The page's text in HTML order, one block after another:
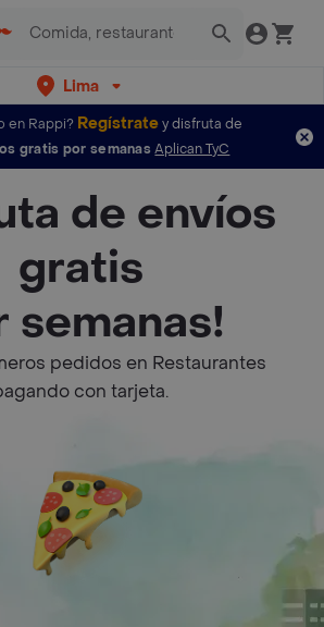
Lima
en Rappi? Regístratey disfruta de
gratis por semanas Aplican TyC
de envíos
gratis
semanas!
pedidos en Restaurantes
con tarjeta.